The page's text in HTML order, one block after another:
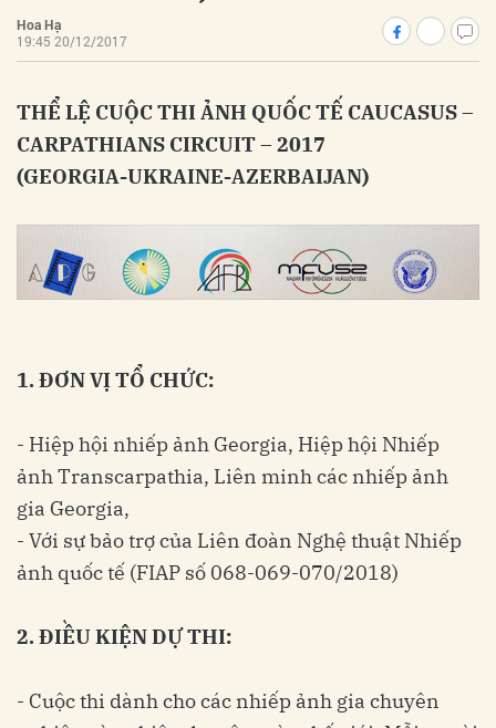
Hoa Hạ
19:45 20/12/2017
THỂ LỆ CUỘC THI ẢNH QUỐC TẾ CAUCASUS –
CARPATHIANS CIRCUIT – 2017
(GEORGIA-UKRAINE-AZERBAIJAN)
1. ĐƠN VỊ TỔ CHỨC:
- Hiệp hội nhiếp ảnh Georgia, Hiệp hội Nhiếp
ảnh Transcarpathia, Liên minh các nhiếp ảnh
gia Georgia,
- Với sự bảo trợ của Liên đoàn Nghệ thuật Nhiếp
ảnh quốc tế (FIAP số 068-069-070/2018)
2. ĐIỀU KIỆN DỰ THI:
- Cuộc thi dành cho các nhiếp ảnh gia chuyên